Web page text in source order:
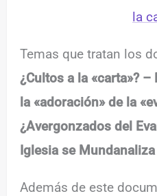
la
Temas que tratan los
¿Cultos a la «carta»?
la «adoración» de la
¿Avergonzados del
Iglesia se Mundanaliza
Además de este